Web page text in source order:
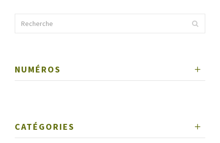
NUMÉROS
CATÉGORIES